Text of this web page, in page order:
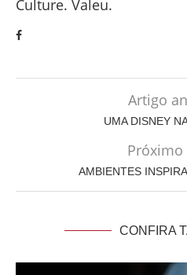
Culture. Valeu.
Artigo
UMA DISNEY
AMBIENTES
CONFIRA